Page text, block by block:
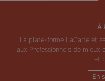
À
La plate-forme LaCarte et
aux Professionnels de mieux
et
En